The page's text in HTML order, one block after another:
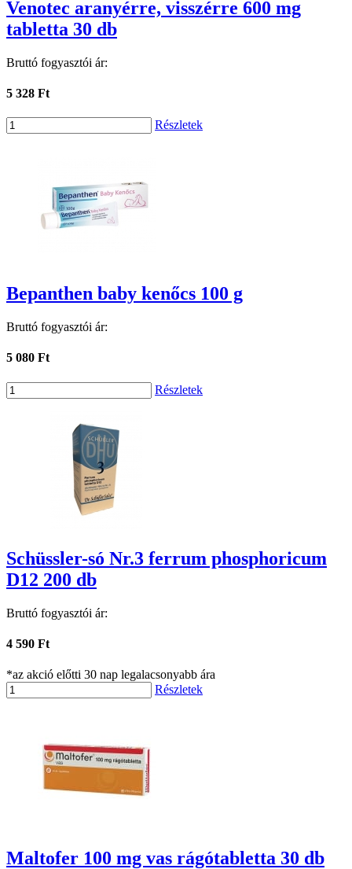
Venotec aranyérre, visszérre 600 mg
tabletta 30 db
Bruttó fogyasztói ár:
5 328 Ft
Részletek
Bepanthen baby kenőcs 100 g
Bruttó fogyasztói ár:
5 080 Ft
Részletek
Schüssler-só Nr.3 ferrum phosphoricum
D12 200 db
Bruttó fogyasztói ár:
4 590 Ft
*az akció előtti 30 nap legalacsonyabb ára
Részletek
Maltofer 100 mg vas rágótabletta 30 db